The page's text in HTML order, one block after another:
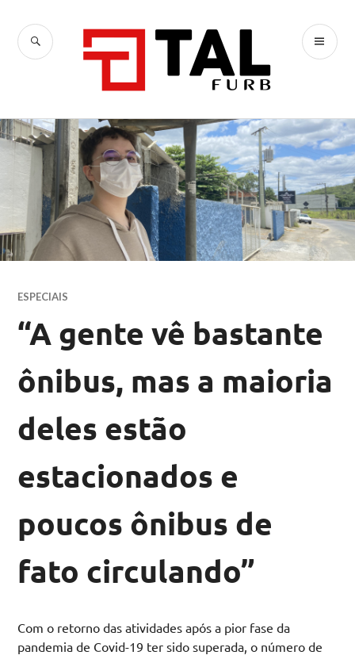
para
conteúdo
TAL
BUSCA
ESPECIAIS
“A gente vê bastante
ônibus, mas a maioria
deles estão
estacionados e
poucos ônibus de
fato circulando”
Com o retorno das atividades após a pior fase da
pandemia de Covid-19 ter sido superada, o número de